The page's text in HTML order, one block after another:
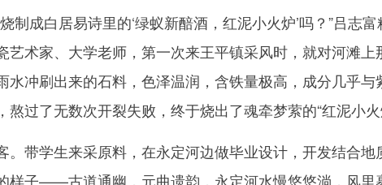
成白居易诗里的‘绿蚁新醅酒，红泥小火炉’吗？”吕志
艺术家、大学老师，第一次来王平镇采风时，就对河滩上
水冲刷出来的石料，色泽温润，含铁量极高，成分几乎
过了无数次开裂失败，终于烧出了魂牵梦萦的“红泥小火
带学生来采原料，在永定河边做毕业设计，开发结合地
样子——古道通幽，元曲遗韵，永定河水慢悠悠淌，风里